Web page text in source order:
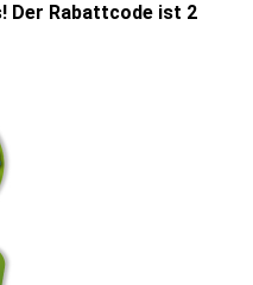
Der Rabattcode ist 2